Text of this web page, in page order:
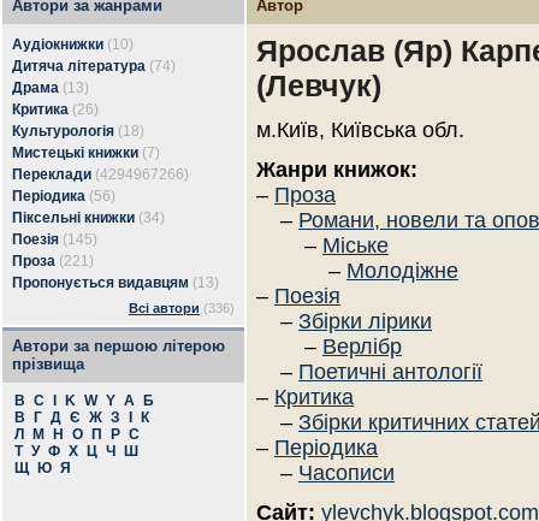
Автори за жанрами
Аудіокнижки (10)
Дитяча література (74)
Драма (13)
Критика (26)
Культурологія (18)
Мистецькі книжки (7)
Переклади (4294967266)
Періодика (56)
Піксельні книжки (34)
Поезія (145)
Проза (221)
Пропонується видавцям (13)
Всі автори (336)
Автори за першою літерою
прізвища
B C K W Y А
Б
В
Г Д Є Ж З
К
Л
М Н О П Р С
Т У Ф Х Ц Ч
Ш
Щ
Ю Я
Автор
Ярослав (Яр)
(Левчук)
м.Київ, Київська обл.
Жанри книжок:
– Проза
– Романи, новели та
– Міське
– Молодіжне
– Поезія
– Збірки лірики
– Верлібр
– Поетичні антології
– Критика
– Збірки критичних
– Періодика
– Часописи
Сайт: